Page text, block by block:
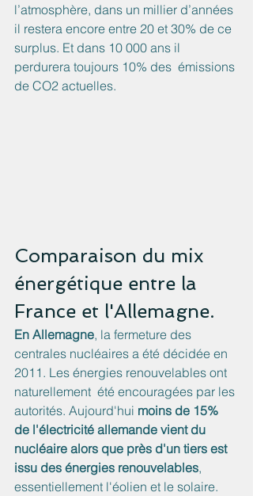
l’atmosphère, dans un millier d’années
il restera encore entre 20 et 30% de ce
surplus. Et dans 10 000 ans il
perdurera toujours 10% des  émissions
de CO2 actuelles.
Comparaison du mix
énergétique entre la
France et l'Allemagne.
En Allemagne, la fermeture des
centrales nucléaires a été décidée en
2011. Les énergies renouvelables ont
naturellement  été encouragées par les
autorités. Aujourd'hui moins de 15%
de l'électricité allemande vient du
nucléaire alors que près d'un tiers est
issu des énergies renouvelables,
essentiellement l'éolien et le solaire.